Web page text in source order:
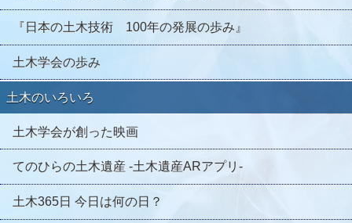
『日本の土木技術 100年の発展の歩み』
土木学会の歩み
土木のいろいろ
土木学会が創った映画
てのひらの土木遺産 -土木遺産ARアプリ-
土木365日 今日は何の日？